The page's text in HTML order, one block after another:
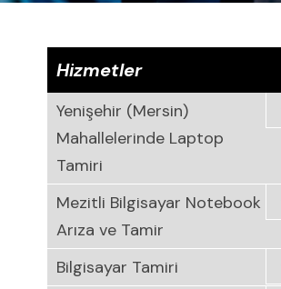
Hizmetler
Yenişehir (Mersin)
Mahallelerinde Laptop
Tamiri
Mezitli Bilgisayar Notebook
Arıza ve Tamir
Bilgisayar Tamiri